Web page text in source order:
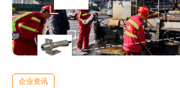
企业资讯